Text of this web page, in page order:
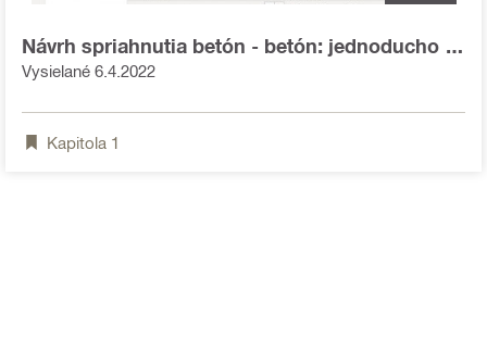
Návrh spriahnutia betón - betón: jednoducho -
video
Vysielané 6.4.2022
Kapitola 1